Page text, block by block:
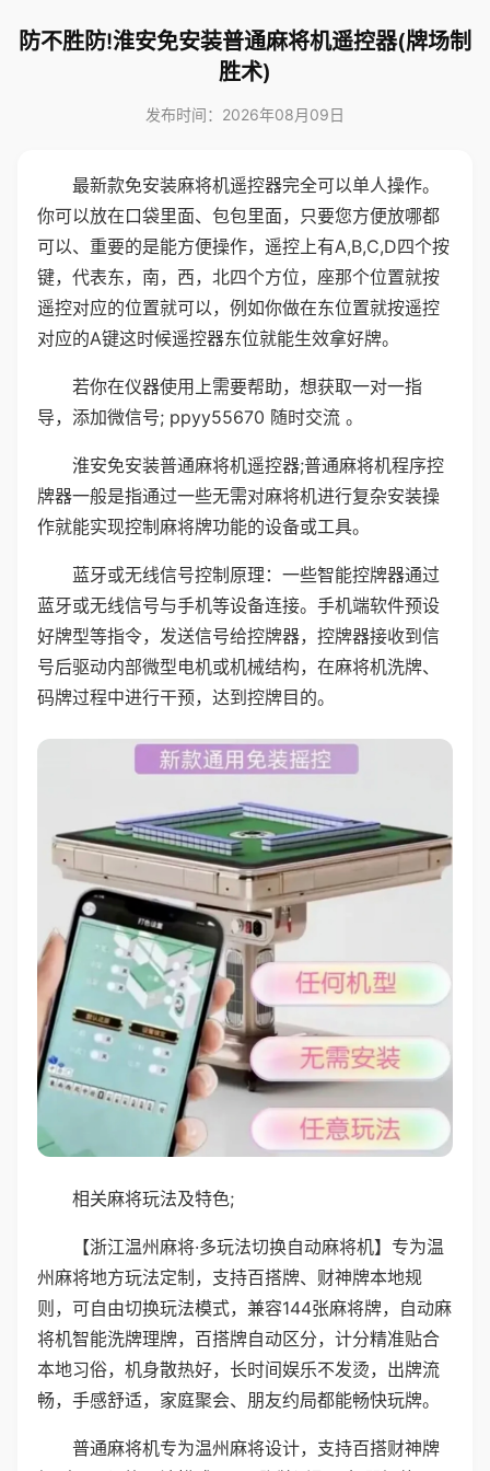
防不胜防!淮安免安装普通麻将机遥控器(牌场制
胜术)
发布时间：2026年08月09日
最新款免安装麻将机遥控器完全可以单人操作。
你可以放在口袋里面、包包里面，只要您方便放哪都
可以、重要的是能方便操作，遥控上有A,B,C,D四个按
键，代表东，南，西，北四个方位，座那个位置就按
遥控对应的位置就可以，例如你做在东位置就按遥控
对应的A键这时候遥控器东位就能生效拿好牌。
若你在仪器使用上需要帮助，想获取一对一指
导，添加微信号; ppyy55670 随时交流 。
淮安免安装普通麻将机遥控器;普通麻将机程序控
牌器一般是指通过一些无需对麻将机进行复杂安装操
作就能实现控制麻将牌功能的设备或工具。
蓝牙或无线信号控制原理：一些智能控牌器通过
蓝牙或无线信号与手机等设备连接。手机端软件预设
好牌型等指令，发送信号给控牌器，控牌器接收到信
号后驱动内部微型电机或机械结构，在麻将机洗牌、
码牌过程中进行干预，达到控牌目的。
相关麻将玩法及特色;
【浙江温州麻将·多玩法切换自动麻将机】专为温
州麻将地方玩法定制，支持百搭牌、财神牌本地规
则，可自由切换玩法模式，兼容144张麻将牌，自动麻
将机智能洗牌理牌，百搭牌自动区分，计分精准贴合
本地习俗，机身散热好，长时间娱乐不发烫，出牌流
畅，手感舒适，家庭聚会、朋友约局都能畅快玩牌。
普通麻将机专为温州麻将设计，支持百搭财神牌